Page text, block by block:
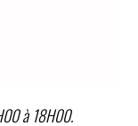
à 18H00.